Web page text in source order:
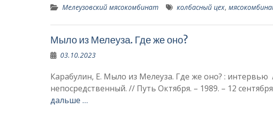
Мелеузовский мясокомбинат колбасный цех,
Мыло из Мелеуза. Где же оно?
03.10.2023
Карабулин, Е. Мыло из Мелеуза. Где же оно? : интервью
непосредственный. // Путь Октября. – 1989. – 12
дальше …